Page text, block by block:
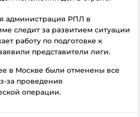
администрация РПЛ в
следит за развитием ситуации
работу по подготовке к
представители лиги.
в Москве были отменены все
за проведения
операции.